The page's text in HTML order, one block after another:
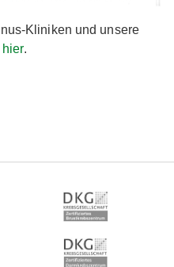
Kliniken und unsere
.